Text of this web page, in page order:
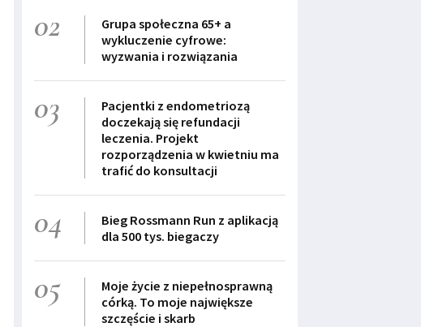
02
Grupa społeczna 65+ a
wykluczenie cyfrowe:
wyzwania i rozwiązania
03
Pacjentki z endometriozą
doczekają się refundacji
leczenia. Projekt
rozporządzenia w kwietniu ma
trafić do konsultacji
04
Bieg Rossmann Run z aplikacją
dla 500 tys. biegaczy
05
Moje życie z niepełnosprawną
córką. To moje największe
szczęście i skarb